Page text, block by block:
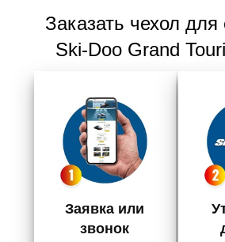
Заказать чехол для
Ski-Doo Grand
Заявка или
звонок